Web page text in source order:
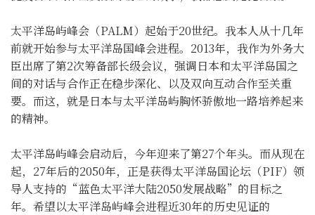
太平洋岛屿峰会（PALM）起始于20世纪。我本人从十几年
前就开始参与太平洋岛国峰会进程。2013年，我作为外务大
臣出席了第2次筹备部长级会议，强调日本和太平洋岛国之
间的对话与合作正在稳步深化、以及双向互动合作至关重
要。而这，就是日本与太平洋岛屿胸怀骄傲地一路培养起来
的精神。
太平洋岛屿峰会启动后，今年迎来了第27个年头。而从现在
起，27年后的2050年，正是获得太平洋岛国论坛（PIF）领
导人支持的“蓝色太平洋大陆2050发展战略”的目标之
年。希望以太平洋岛屿峰会进程近30年的历史见证的